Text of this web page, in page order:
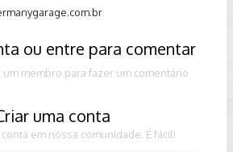
ou entre para comentar
membro para fazer um comentário
uma conta
em nossa comunidade. É fácil!